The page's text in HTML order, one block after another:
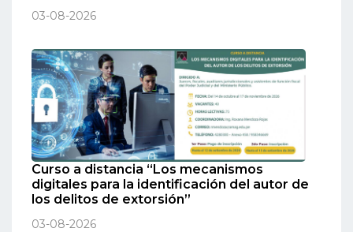
03-08-2026
Curso a distancia “Los mecanismos
digitales para la identificación del autor de
los delitos de extorsión”
03-08-2026